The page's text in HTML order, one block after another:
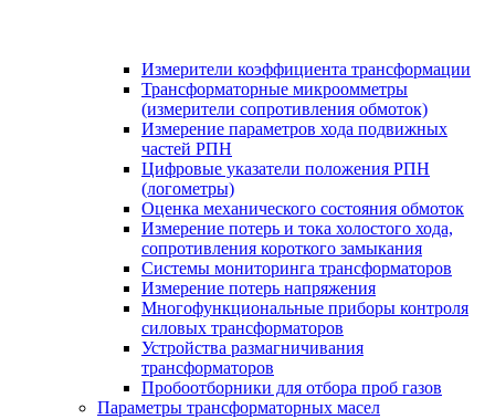
Измерители коэффициента трансформации
Трансформаторные микроомметры
(измерители сопротивления обмоток)
Измерение параметров хода подвижных
частей РПН
Цифровые указатели положения РПН
(логометры)
Оценка механического состояния обмоток
Измерение потерь и тока холостого хода,
сопротивления короткого замыкания
Системы мониторинга трансформаторов
Измерение потерь напряжения
Многофункциональные приборы контроля
силовых трансформаторов
Устройства размагничивания
трансформаторов
Пробоотборники для отбора проб газов
Параметры трансформаторных масел